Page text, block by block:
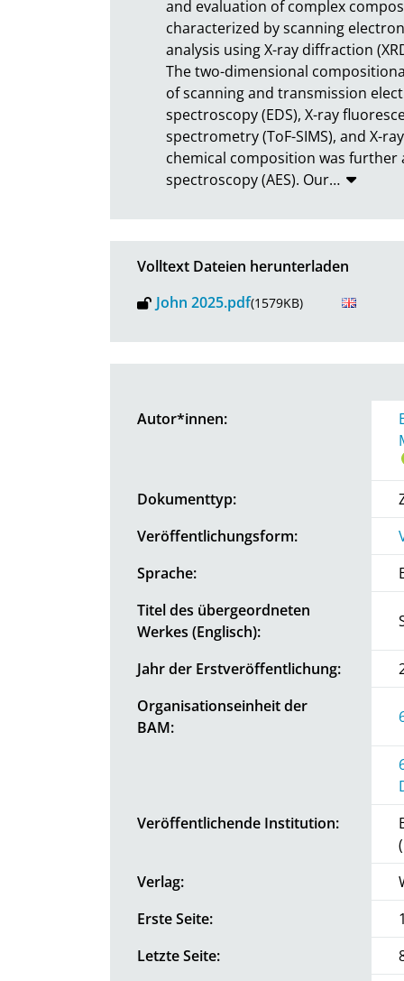
and evaluation of complex
characterized by scanning
analysis using X-ray diffraction
The two-dimensional
of scanning and transmission
spectroscopy (EDS), X-ray
spectrometry (ToF-SIMS), and X-
chemical composition was further
spectroscopy (AES). Our…
Volltext Dateien herunterladen
John 2025.pdf(1579KB)
Autor*innen:
Dokumenttyp:
Veröffentlichungsform:
Sprache:
Titel des übergeordneten
Werkes (Englisch):
Jahr der Erstveröffentlichung:
Organisationseinheit der
BAM:
Veröffentlichende Institution:
Verlag:
Erste Seite:
Letzte Seite: